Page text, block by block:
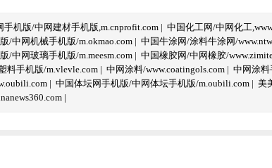
手机版/中网建材手机版,m.cnprofit.com | 中国化工网/中网化工
/中网机械手机版/m.okmao.com | 中国牛涂网/涂料牛涂网/
/中网玻璃手机版/m.meesm.com | 中国橡胶网/中网橡胶/
料手机版/m.vlevle.com | 中网涂料/www.coatingols.com | 中网涂料
| 中国体坛网手机版/中网体坛手机版/m.oubili.com | 美
|